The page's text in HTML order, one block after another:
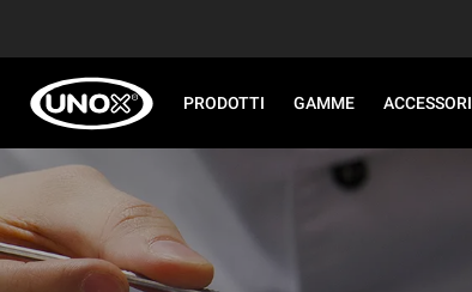
PRODOTTI GAMME ACCESSORI